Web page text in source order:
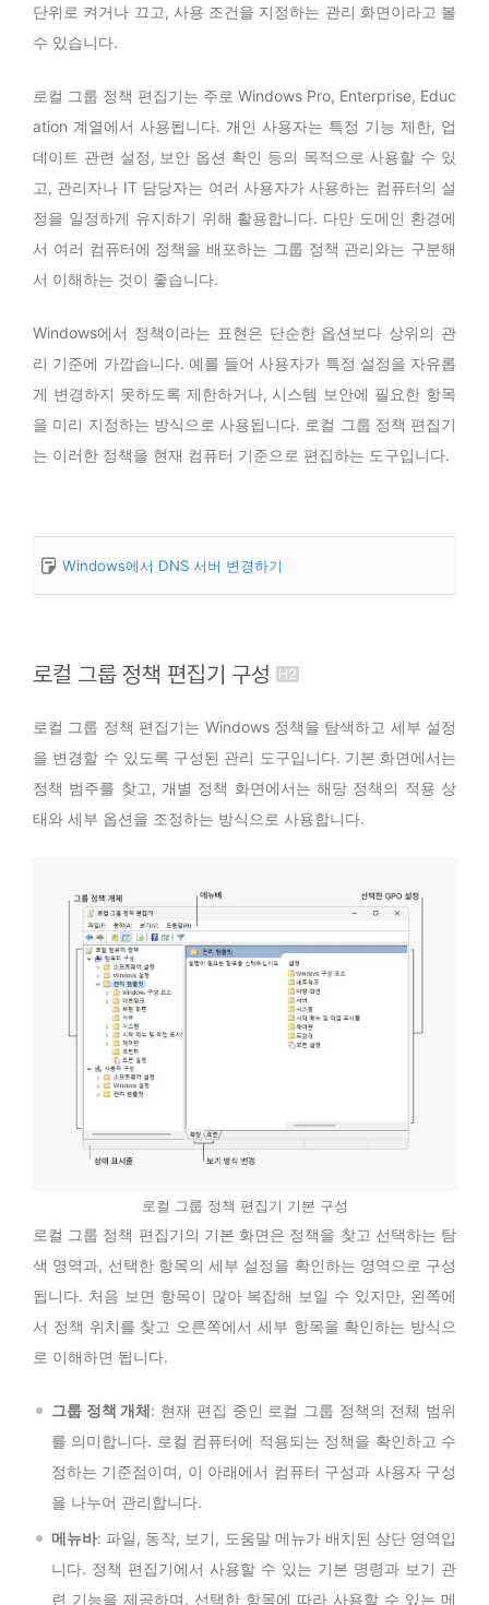
단위로 켜거나 끄고, 사용 조건을 지정하는 관리 화면이라고 볼
수 있습니다.
로컬 그룹 정책 편집기는 주로 Windows Pro, Enterprise, Educ
ation 계열에서 사용됩니다. 개인 사용자는 특정 기능 제한, 업
데이트 관련 설정, 보안 옵션 확인 등의 목적으로 사용할 수 있
고, 관리자나 IT 담당자는 여러 사용자가 사용하는 컴퓨터의 설
정을 일정하게 유지하기 위해 활용합니다. 다만 도메인 환경에
서 여러 컴퓨터에 정책을 배포하는 그룹 정책 관리와는 구분해
서 이해하는 것이 좋습니다.
Windows에서 정책이라는 표현은 단순한 옵션보다 상위의 관
리 기준에 가깝습니다. 예를 들어 사용자가 특정 설정을 자유롭
게 변경하지 못하도록 제한하거나, 시스템 보안에 필요한 항목
을 미리 지정하는 방식으로 사용됩니다. 로컬 그룹 정책 편집기
는 이러한 정책을 현재 컴퓨터 기준으로 편집하는 도구입니다.
Windows에서 DNS 서버 변경하기
로컬 그룹 정책 편집기 구성
로컬 그룹 정책 편집기는 Windows 정책을 탐색하고 세부 설정
을 변경할 수 있도록 구성된 관리 도구입니다. 기본 화면에서는
정책 범주를 찾고, 개별 정책 화면에서는 해당 정책의 적용 상
태와 세부 옵션을 조정하는 방식으로 사용합니다.
로컬 그룹 정책 편집기 기본 구성
로컬 그룹 정책 편집기의 기본 화면은 정책을 찾고 선택하는 탐
색 영역과, 선택한 항목의 세부 설정을 확인하는 영역으로 구성
됩니다. 처음 보면 항목이 많아 복잡해 보일 수 있지만, 왼쪽에
서 정책 위치를 찾고 오른쪽에서 세부 항목을 확인하는 방식으
로 이해하면 됩니다.
그룹 정책 개체: 현재 편집 중인 로컬 그룹 정책의 전체 범위
를 의미합니다. 로컬 컴퓨터에 적용되는 정책을 확인하고 수
정하는 기준점이며, 이 아래에서 컴퓨터 구성과 사용자 구성
을 나누어 관리합니다.
메뉴바: 파일, 동작, 보기, 도움말 메뉴가 배치된 상단 영역입
니다. 정책 편집기에서 사용할 수 있는 기본 명령과 보기 관
련 기능을 제공하며, 선택한 항목에 따라 사용할 수 있는 메